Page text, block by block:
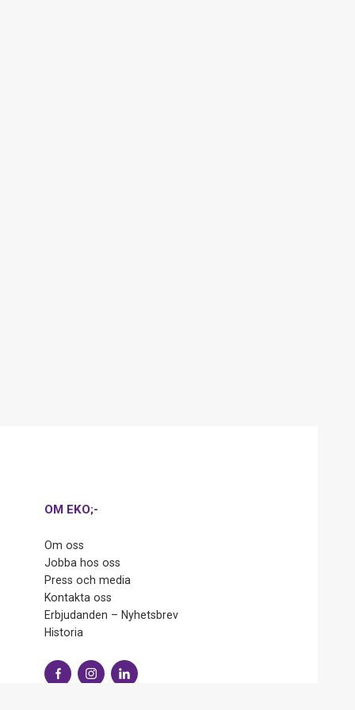
OM EKO;-
Om oss
Jobba hos oss
Press och media
Kontakta oss
Erbjudanden – Nyhetsbrev
Historia